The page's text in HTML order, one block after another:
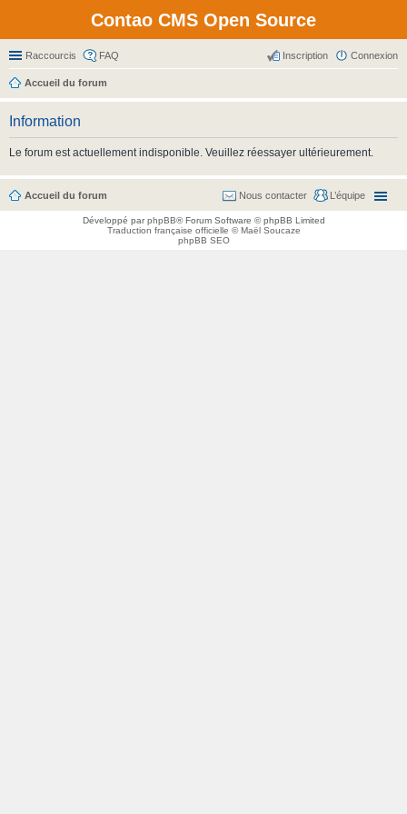
Contao CMS Open Source
Raccourcis FAQ Connexion
Inscription
Accueil du forum
Information
Le forum est actuellement indisponible. Veuillez réessayer ultérieurement.
Accueil du forum L’équipe
Nous contacter
Développé parphpBB® Forum Software © phpBB Limited
Traduction française officielle ©Maël Soucaze
phpBB SEO